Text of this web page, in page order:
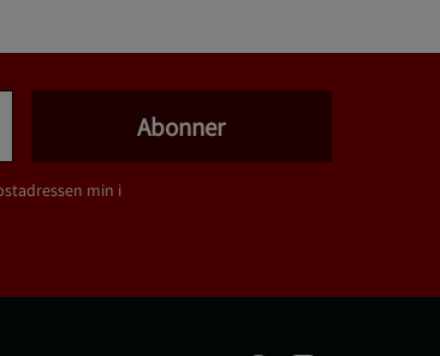
min i
Abonner